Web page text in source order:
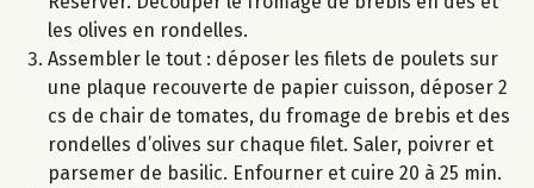
les olives en rondelles.
Assembler le tout : déposer les filets de poulets sur
une plaque recouverte de papier cuisson, déposer 2
cs de chair de tomates, du fromage de brebis et des
rondelles d’olives sur chaque filet. Saler, poivrer et
parsemer de basilic. Enfourner et cuire 20 à 25 min.